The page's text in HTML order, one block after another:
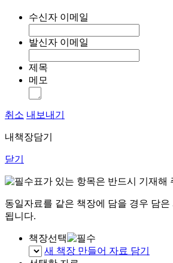
수신자 이메일
발신자 이메일
제목
메모
취소 내보내기
내책장담기
닫기
표가 있는 항목은 반드시 기재해
동일자료를 같은 책장에 담을 경우 담
됩니다.
책장선택
새 책장 만들어 자료 담기